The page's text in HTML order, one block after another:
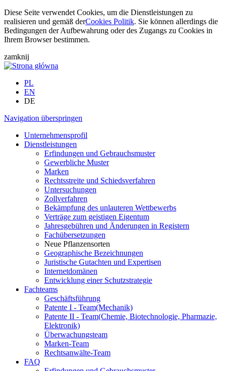
Diese Seite verwendet Cookies, um die Dienstleistungen zu
realisieren und gemäß derCookies Politik. Sie können allerdings die
Bedingungen der Aufbewahrung oder des Zugangs zu Cookies in
Ihrem Browser bestimmen.
zamknij
PL
EN
DE
Navigation überspringen
Unternehmensprofil
Dienstleistungen
Erfindungen und Gebrauchsmuster
Gewerbliche Muster
Marken
Rechtsstreite und Schiedsverfahren
Untersuchungen
Zollverfahren
Bekämpfung des unlauteren Wettbewerbs
Verträge zum geistigen Eigentum
Jahresgebühren und Änderungen in Registern
Fachübersetzungen
Neue Pflanzensorten
Geographische Bezeichnungen
Juristische Gutachten und Expertisen
Internetdomänen
Entwicklung einer Schutzstrategie
Fachteams
Geschäftsführung
Patente I - Team(Mechanik)
Patente II - Team(Chemie, Biotechnologie, Pharmazie,
Elektronik)
Überwachungsteam
Marken-Team
Rechtsanwälte-Team
FAQ